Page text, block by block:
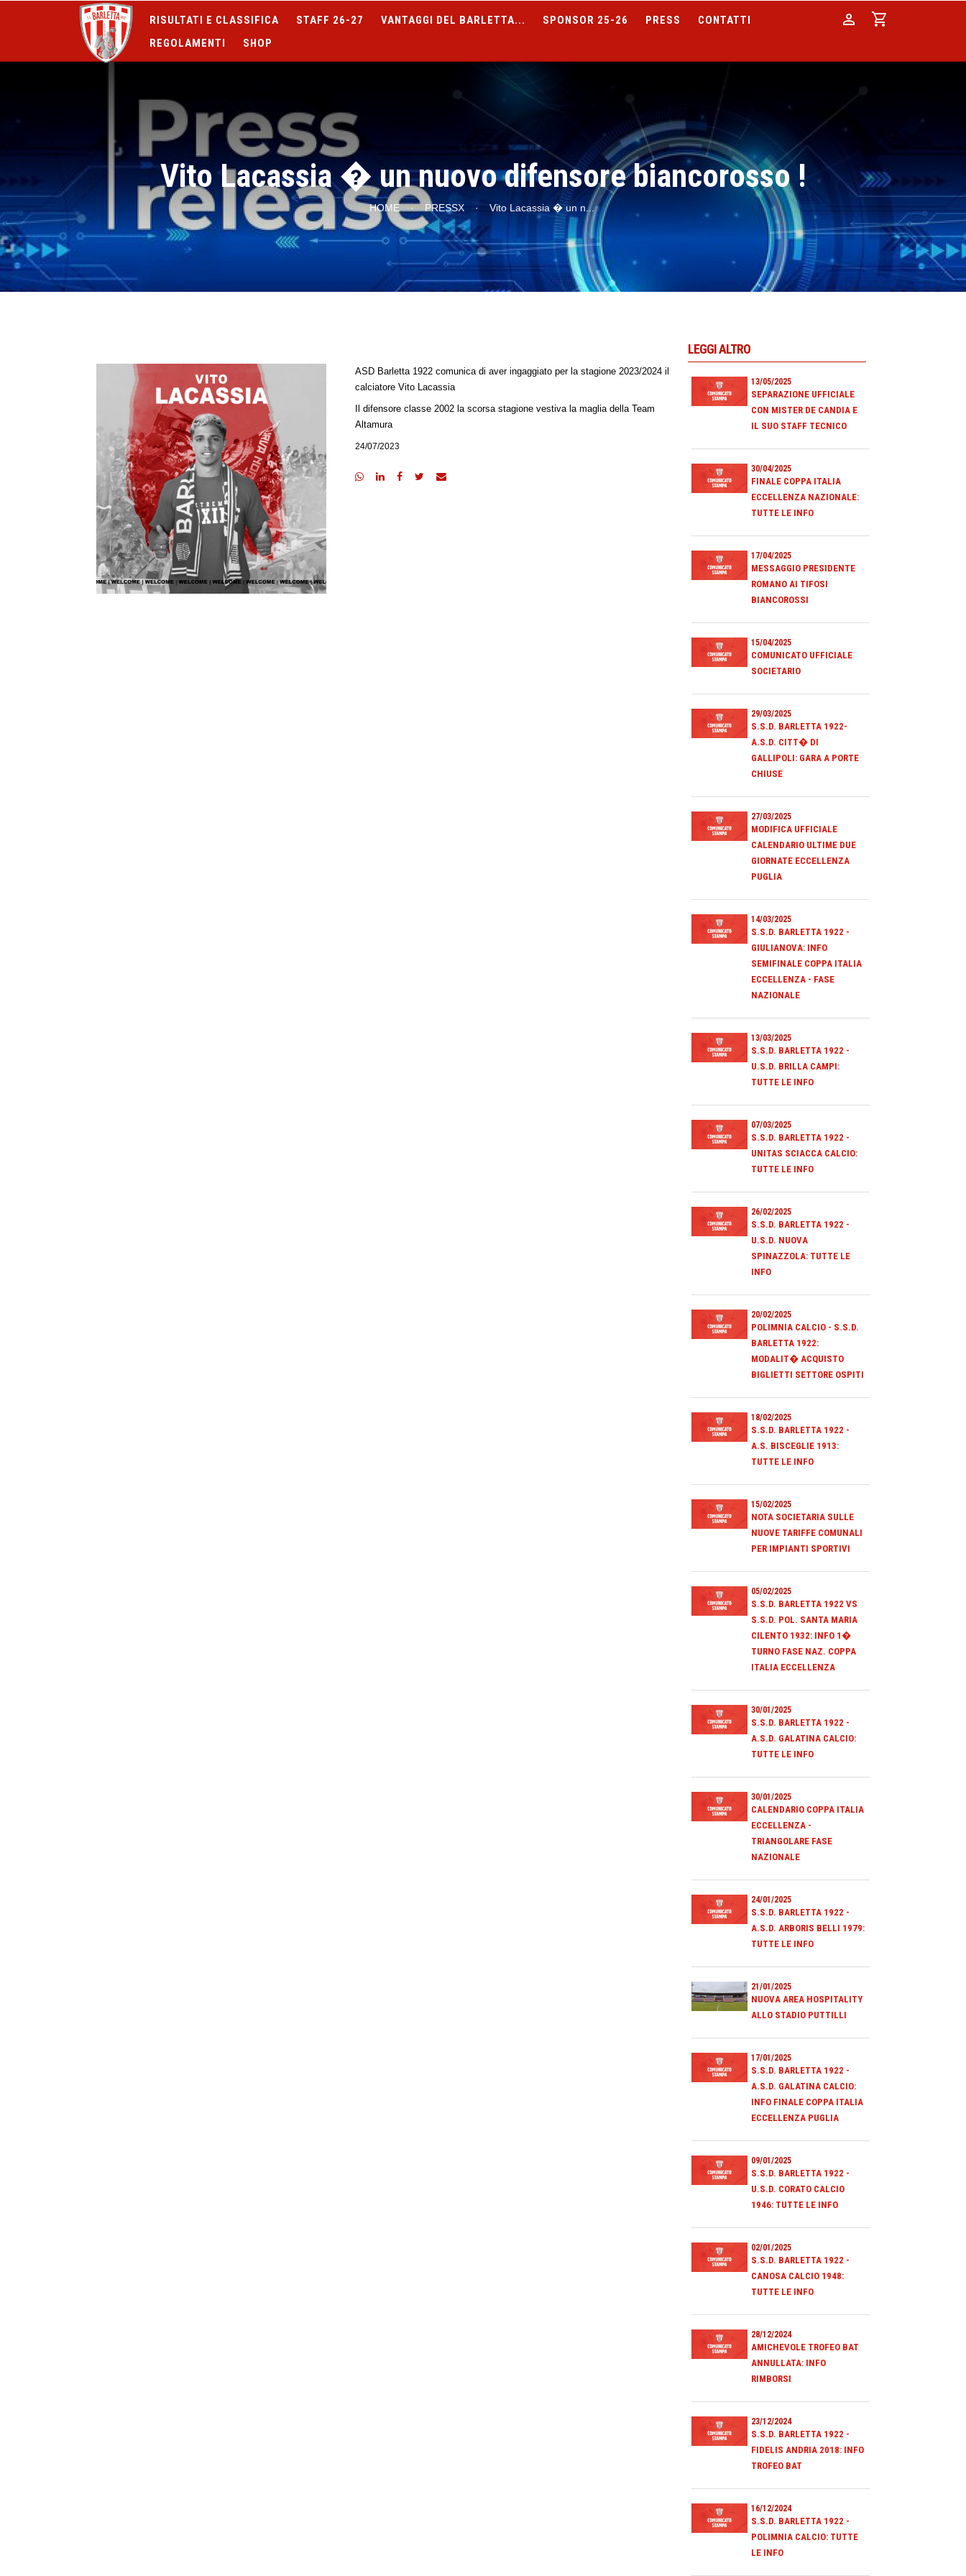
person shopping_cart
RISULTATI E CLASSIFICA STAFF 26-27 VANTAGGI DEL BARLETTA... SPONSOR 25-26 PRESS
CONTATTI
REGOLAMENTI
SHOP
Vito Lacassia � un nuovo difensore biancorosso !
HOME · PRESSX · Vito Lacassia � un n...
ASD Barletta 1922 comunica di aver ingaggiato per la stagione 2023/2024 il
calciatore Vito Lacassia
Il difensore classe 2002 la scorsa stagione vestiva la maglia della Team
Altamura
24/07/2023
LEGGI ALTRO
13/05/2025
SEPARAZIONE UFFICIALE
CON MISTER DE CANDIA E
IL SUO STAFF TECNICO
30/04/2025
FINALE COPPA ITALIA
ECCELLENZA NAZIONALE:
TUTTE LE INFO
17/04/2025
MESSAGGIO PRESIDENTE
ROMANO AI TIFOSI
BIANCOROSSI
15/04/2025
COMUNICATO UFFICIALE
SOCIETARIO
29/03/2025
S.S.D. BARLETTA 1922-
A.S.D. CITT� DI
GALLIPOLI: GARA A PORTE
CHIUSE
27/03/2025
MODIFICA UFFICIALE
CALENDARIO ULTIME DUE
GIORNATE ECCELLENZA
PUGLIA
14/03/2025
S.S.D. BARLETTA 1922 -
GIULIANOVA: INFO
SEMIFINALE COPPA ITALIA
ECCELLENZA - FASE
NAZIONALE
13/03/2025
S.S.D. BARLETTA 1922 -
U.S.D. BRILLA CAMPI:
TUTTE LE INFO
07/03/2025
S.S.D. BARLETTA 1922 -
UNITAS SCIACCA CALCIO:
TUTTE LE INFO
26/02/2025
S.S.D. BARLETTA 1922 -
U.S.D. NUOVA
SPINAZZOLA: TUTTE LE
INFO
20/02/2025
POLIMNIA CALCIO - S.S.D.
BARLETTA 1922:
MODALIT� ACQUISTO
BIGLIETTI SETTORE OSPITI
18/02/2025
S.S.D. BARLETTA 1922 -
A.S. BISCEGLIE 1913:
TUTTE LE INFO
15/02/2025
NOTA SOCIETARIA SULLE
NUOVE TARIFFE COMUNALI
PER IMPIANTI SPORTIVI
05/02/2025
S.S.D. BARLETTA 1922 VS
S.S.D. POL. SANTA MARIA
CILENTO 1932: INFO 1�
TURNO FASE NAZ. COPPA
ITALIA ECCELLENZA
30/01/2025
S.S.D. BARLETTA 1922 -
A.S.D. GALATINA CALCIO:
TUTTE LE INFO
30/01/2025
CALENDARIO COPPA ITALIA
ECCELLENZA -
TRIANGOLARE FASE
NAZIONALE
24/01/2025
S.S.D. BARLETTA 1922 -
A.S.D. ARBORIS BELLI 1979:
TUTTE LE INFO
21/01/2025
NUOVA AREA HOSPITALITY
ALLO STADIO PUTTILLI
17/01/2025
S.S.D. BARLETTA 1922 -
A.S.D. GALATINA CALCIO:
INFO FINALE COPPA ITALIA
ECCELLENZA PUGLIA
09/01/2025
S.S.D. BARLETTA 1922 -
U.S.D. CORATO CALCIO
1946: TUTTE LE INFO
02/01/2025
S.S.D. BARLETTA 1922 -
CANOSA CALCIO 1948:
TUTTE LE INFO
28/12/2024
AMICHEVOLE TROFEO BAT
ANNULLATA: INFO
RIMBORSI
23/12/2024
S.S.D. BARLETTA 1922 -
FIDELIS ANDRIA 2018: INFO
TROFEO BAT
16/12/2024
S.S.D. BARLETTA 1922 -
POLIMNIA CALCIO: TUTTE
LE INFO